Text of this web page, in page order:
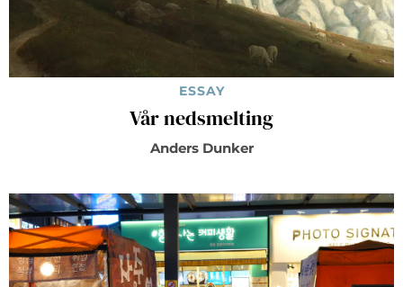
ESSAY
Vår nedsmelting
Anders Dunker